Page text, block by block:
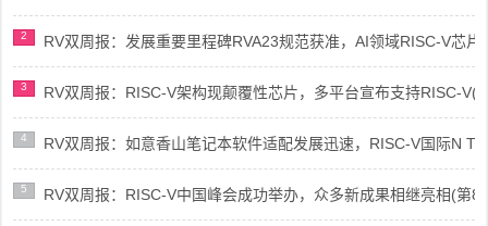
2 RV双周报：发展重要里程碑RVA23规范获准，AI领域RISC-V芯
3 RV双周报：RISC-V架构现颠覆性芯片，多平台宣布支持RISC-V(
4 RV双周报：如意香山笔记本软件适配发展迅速，RISC-V国际N
5 RV双周报：RISC-V中国峰会成功举办，众多新成果相继亮相(第